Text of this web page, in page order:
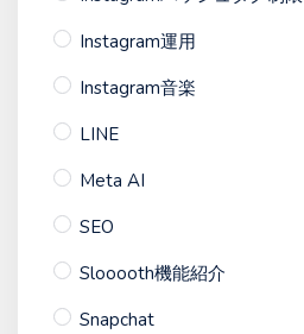
Instagram運用
Instagram音楽
LINE
Meta AI
SEO
Slooooth機能紹介
Snapchat